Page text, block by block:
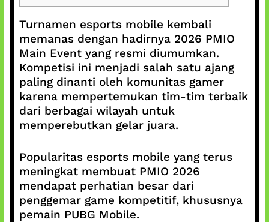
Turnamen esports mobile kembali
memanas dengan hadirnya 2026 PMIO
Main Event yang resmi diumumkan.
Kompetisi ini menjadi salah satu ajang
paling dinanti oleh komunitas gamer
karena mempertemukan tim-tim terbaik
dari berbagai wilayah untuk
memperebutkan gelar juara.
Popularitas esports mobile yang terus
meningkat membuat PMIO 2026
mendapat perhatian besar dari
penggemar game kompetitif, khususnya
pemain PUBG Mobile.